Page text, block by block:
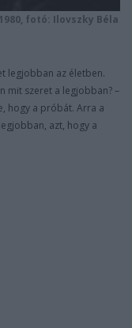
fotó: Ilovszky Béla
legjobban az életben.
mit szeret a legjobban? –
hogy a próbát. Arra a
azt, hogy a